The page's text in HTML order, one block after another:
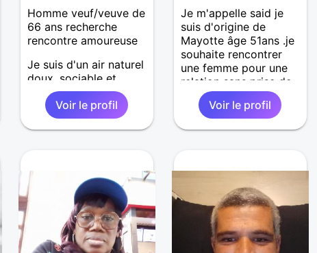
Homme veuf/veuve de
66 ans recherche
rencontre amoureuse
Je suis d'un air naturel
doux ,sociable et
altruiste. grand
passionné de la nature
et ami des animaux.
Voir le profil
Je m'appelle said je
suis d'origine de
Mayotte âge 51ans .je
souhaite rencontrer
une femme pour une
relation sans prise de
tête
Voir le profil